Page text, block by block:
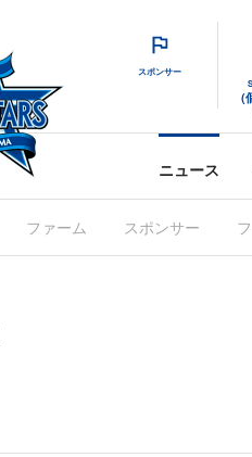
スポンサー
(
ニュース
ファーム スポンサー